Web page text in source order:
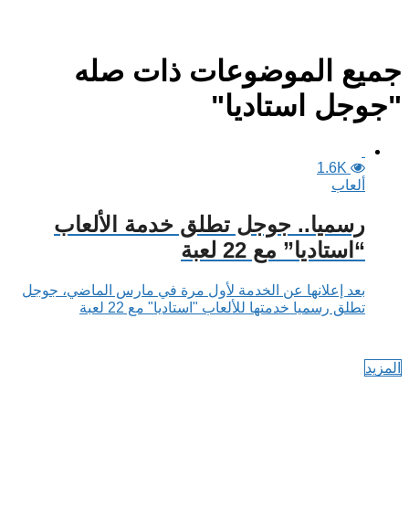
جميع الموضوعات ذات صله
"جوجل استاديا"
1.6K
ألعاب
رسميا.. جوجل تطلق خدمة الألعاب
“استاديا” مع 22 لعبة
بعد إعلانها عن الخدمة لأول مرة في مارس الماضي، جوجل
تطلق رسميا خدمتها للألعاب "استاديا" مع 22 لعبة
المزيد